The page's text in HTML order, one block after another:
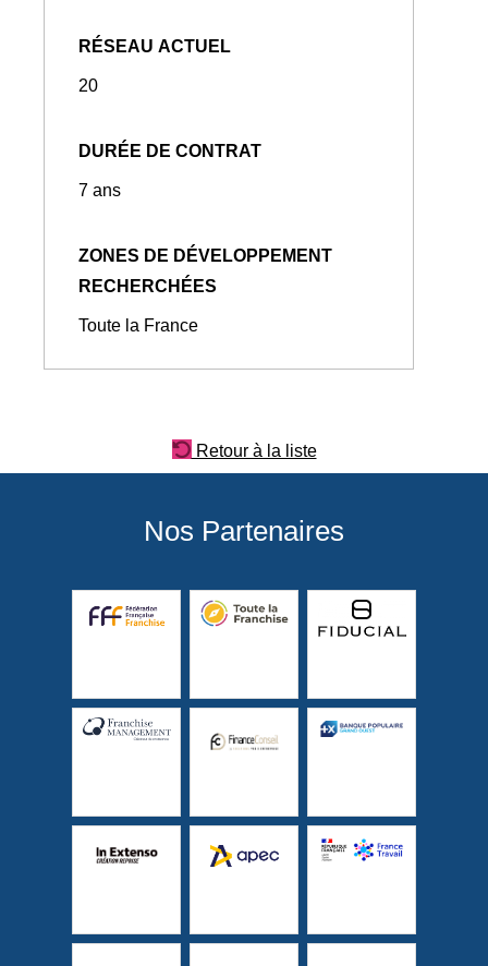
RÉSEAU ACTUEL
20
DURÉE DE CONTRAT
7 ans
ZONES DE DÉVELOPPEMENT
RECHERCHÉES
Toute la France
Retour à la liste
Nos Partenaires